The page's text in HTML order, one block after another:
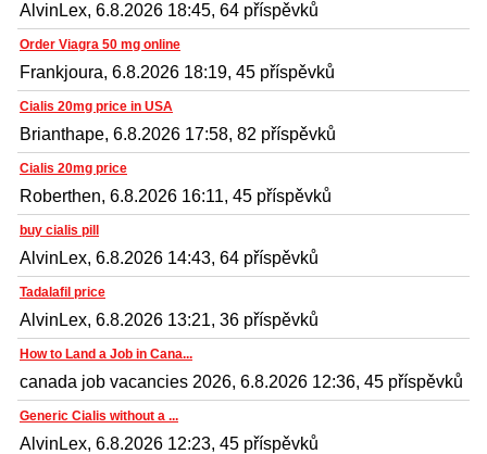
AlvinLex, 6.8.2026 18:45, 64 příspěvků
Order Viagra 50 mg online
Frankjoura, 6.8.2026 18:19, 45 příspěvků
Cialis 20mg price in USA
Brianthape, 6.8.2026 17:58, 82 příspěvků
Cialis 20mg price
Roberthen, 6.8.2026 16:11, 45 příspěvků
buy cialis pill
AlvinLex, 6.8.2026 14:43, 64 příspěvků
Tadalafil price
AlvinLex, 6.8.2026 13:21, 36 příspěvků
How to Land a Job in Cana...
canada job vacancies 2026, 6.8.2026 12:36, 45 příspěvků
Generic Cialis without a ...
AlvinLex, 6.8.2026 12:23, 45 příspěvků